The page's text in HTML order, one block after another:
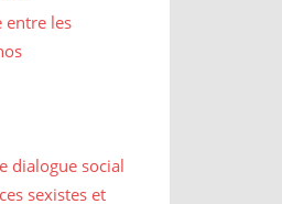
entre les
dialogue social
sexistes et